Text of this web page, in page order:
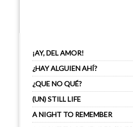
¡AY, DEL AMOR!
¿HAY ALGUIEN AHÍ?
¿QUE NO QUÉ?
(UN) STILL LIFE
A NIGHT TO REMEMBER